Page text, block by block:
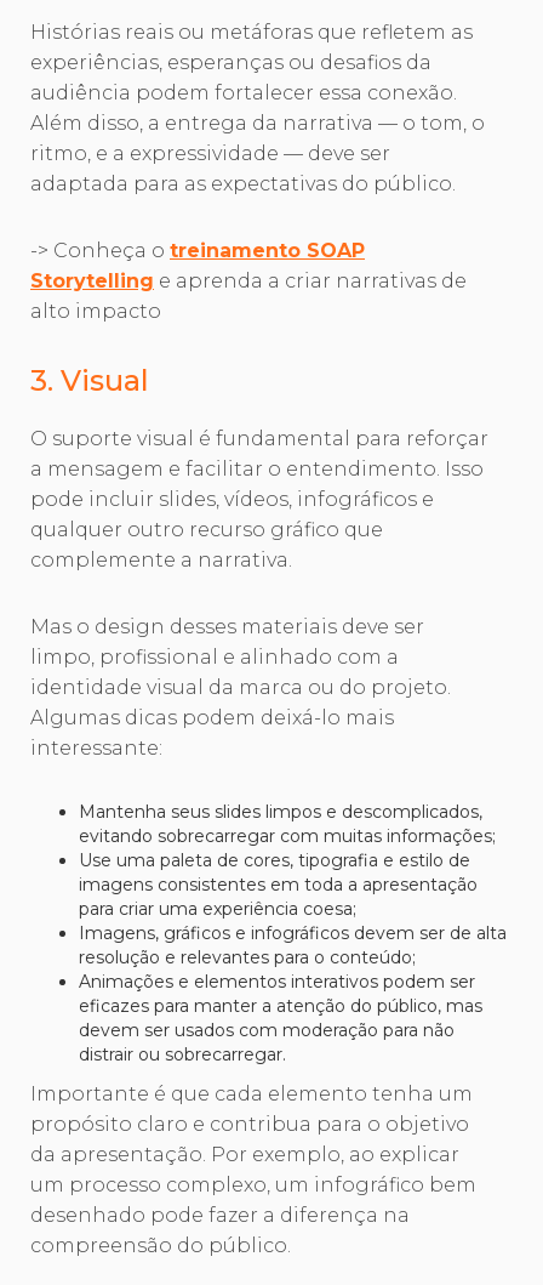
Histórias reais ou metáforas que refletem as
experiências, esperanças ou desafios da
audiência podem fortalecer essa conexão.
Além disso, a entrega da narrativa — o tom, o
ritmo, e a expressividade — deve ser
adaptada para as expectativas do público.
-> Conheça o treinamento SOAP
Storytelling e aprenda a criar narrativas de
alto impacto
3. Visual
O suporte visual é fundamental para reforçar
a mensagem e facilitar o entendimento. Isso
pode incluir slides, vídeos, infográficos e
qualquer outro recurso gráfico que
complemente a narrativa.
Mas o design desses materiais deve ser
limpo, profissional e alinhado com a
identidade visual da marca ou do projeto.
Algumas dicas podem deixá-lo mais
interessante:
Mantenha seus slides limpos e descomplicados,
evitando sobrecarregar com muitas informações;
Use uma paleta de cores, tipografia e estilo de
imagens consistentes em toda a apresentação
para criar uma experiência coesa;
Imagens, gráficos e infográficos devem ser de alta
resolução e relevantes para o conteúdo;
Animações e elementos interativos podem ser
eficazes para manter a atenção do público, mas
devem ser usados ​​com moderação para não
distrair ou sobrecarregar.
Importante é que cada elemento tenha um
propósito claro e contribua para o objetivo
da apresentação. Por exemplo, ao explicar
um processo complexo, um infográfico bem
desenhado pode fazer a diferença na
compreensão do público.